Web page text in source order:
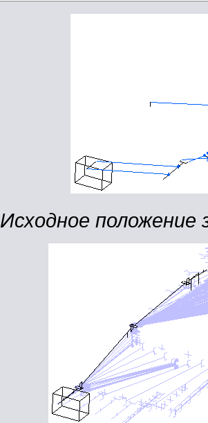
Исходное положение